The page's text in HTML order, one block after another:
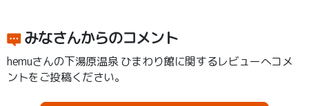
みなさんからのコメント
hemuさんの下湯原温泉 ひまわり館に関するレビューへコメ
ントをご投稿ください。